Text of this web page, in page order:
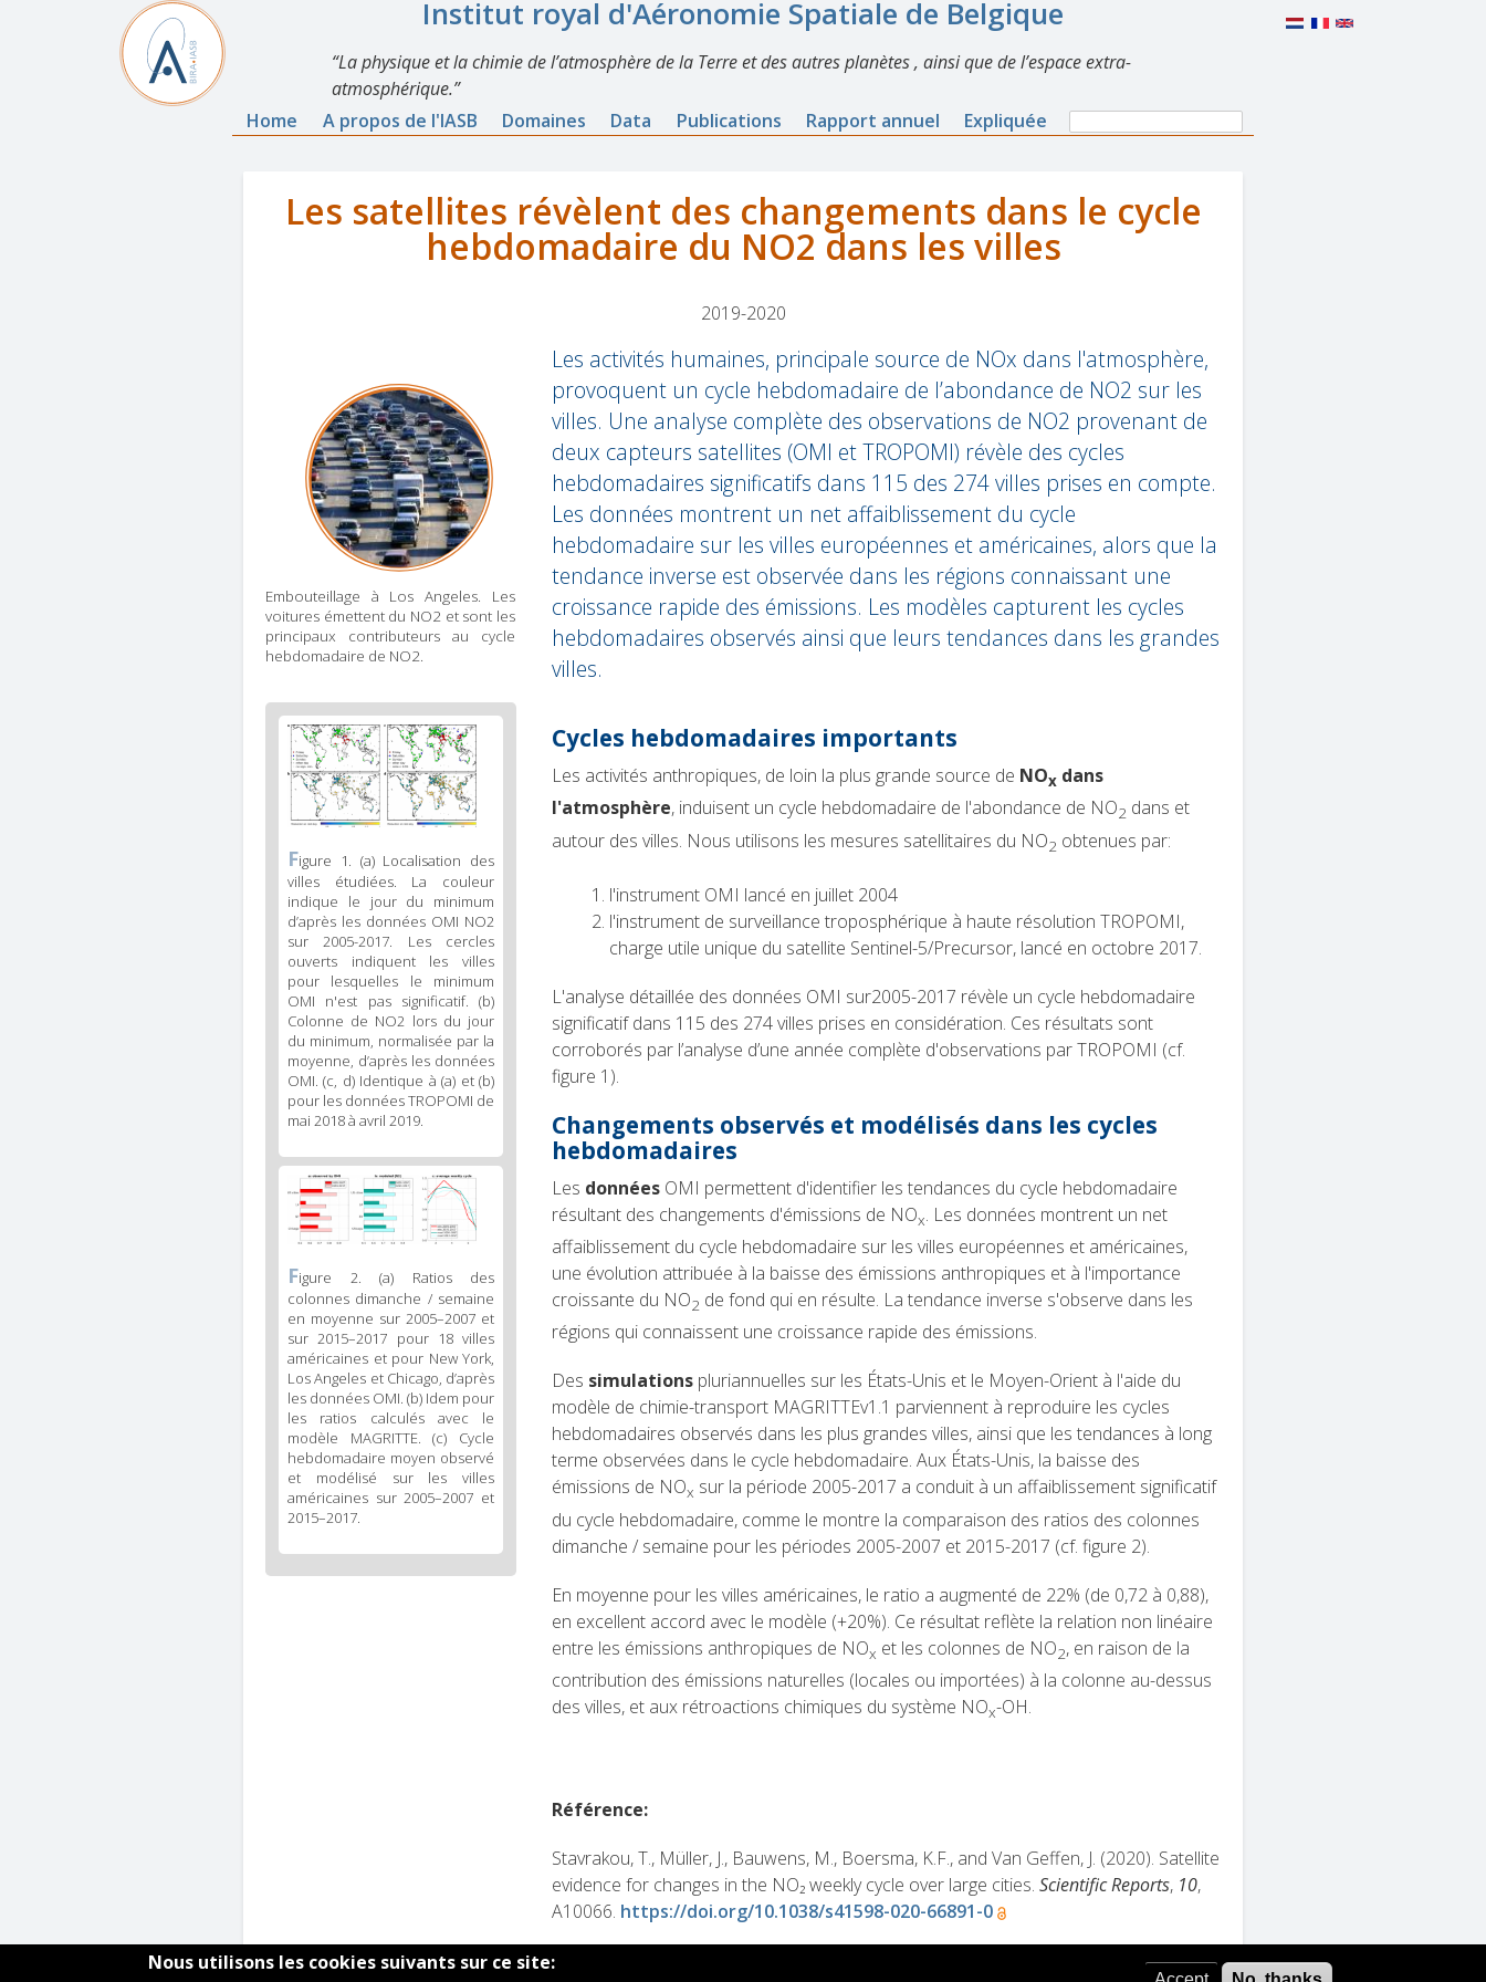
Institut royal d'Aéronomie Spatiale de Belgique
La physique et la chimie de l’atmosphère de la Terre et des autres planètes , ainsi que de l’espace extra-
atmosphérique.
Home
A propos de l'IASB Domaines Data Publications Rapport annuel Expliquée
Search
Search
Les satellites révèlent des changements dans le cycle
hebdomadaire du NO2 dans les villes
2019-2020
Les activités humaines, principale source de NOx dans l'atmosphère,
provoquent un cycle hebdomadaire de l’abondance de NO2 sur les
villes. Une analyse complète des observations de NO2 provenant de
deux capteurs satellites (OMI et TROPOMI) révèle des cycles
hebdomadaires significatifs dans 115 des 274 villes prises en compte.
Les données montrent un net affaiblissement du cycle
hebdomadaire sur les villes européennes et américaines, alors que la
tendance inverse est observée dans les régions connaissant une
croissance rapide des émissions. Les modèles capturent les cycles
hebdomadaires observés ainsi que leurs tendances dans les grandes
villes.
text
Cycles hebdomadaires importants
Les activités anthropiques, de loin la plus grande source de NOx dans
l'atmosphère, induisent un cycle hebdomadaire de l'abondance de NO2 dans et
autour des villes. Nous utilisons les mesures satellitaires du NO2 obtenues par:
l'instrument OMI lancé en juillet 2004
l'instrument de surveillance troposphérique à haute résolution TROPOMI,
charge utile unique du satellite Sentinel-5/Precursor, lancé en octobre 2017.
L'analyse détaillée des données OMI sur2005-2017 révèle un cycle hebdomadaire
significatif dans 115 des 274 villes prises en considération. Ces résultats sont
corroborés par l’analyse d’une année complète d'observations par TROPOMI (cf.
figure 1).
Changements observés et modélisés dans les cycles
hebdomadaires
Les données OMI permettent d'identifier les tendances du cycle hebdomadaire
résultant des changements d'émissions de NOx. Les données montrent un net
affaiblissement du cycle hebdomadaire sur les villes européennes et américaines,
une évolution attribuée à la baisse des émissions anthropiques et à l'importance
croissante du NO2 de fond qui en résulte. La tendance inverse s'observe dans les
régions qui connaissent une croissance rapide des émissions.
Des simulations pluriannuelles sur les États-Unis et le Moyen-Orient à l'aide du
modèle de chimie-transport MAGRITTEv1.1 parviennent à reproduire les cycles
hebdomadaires observés dans les plus grandes villes, ainsi que les tendances à long
terme observées dans le cycle hebdomadaire. Aux États-Unis, la baisse des
émissions de NOx sur la période 2005-2017 a conduit à un affaiblissement significatif
du cycle hebdomadaire, comme le montre la comparaison des ratios des colonnes
dimanche / semaine pour les périodes 2005-2007 et 2015-2017 (cf. figure 2).
En moyenne pour les villes américaines, le ratio a augmenté de 22% (de 0,72 à 0,88),
en excellent accord avec le modèle (+20%). Ce résultat reflète la relation non linéaire
entre les émissions anthropiques de NOx et les colonnes de NO2, en raison de la
contribution des émissions naturelles (locales ou importées) à la colonne au-dessus
des villes, et aux rétroactions chimiques du système NOx-OH.
Référence:
Stavrakou, T., Müller, J., Bauwens, M., Boersma, K.F., and Van Geffen, J. (2020). Satellite
evidence for changes in the NO₂weekly cycle over large cities.Scientific Reports, 10,
A10066. https://doi.org/10.1038/s41598-020-66891-0
Embouteillage à Los Angeles. Les
voitures émettent du NO2 et sont les
principaux contributeurs au cycle
hebdomadaire de NO2.
Figure
2
body
text
Figure
2
caption
(legend)
Figure 1. (a) Localisation des
villes étudiées. La couleur
indique le jour du minimum
d’après les données OMI NO2
sur 2005-2017. Les cercles
ouverts indiquent les villes
pour lesquelles le minimum
OMI n'est pas significatif. (b)
Colonne de NO2 lors du jour
du minimum, normalisée par la
moyenne, d’après les données
OMI. (c, d) Identique à (a) et (b)
pour les données TROPOMI de
mai 2018 à avril 2019.
Figure
3
body
Figure
3
caption
(legend)
Figure 2. (a) Ratios des
colonnes dimanche / semaine
en moyenne sur 2005–2007 et
sur 2015–2017 pour 18 villes
américaines et pour New York,
Los Angeles et Chicago, d’après
les données OMI. (b) Idem pour
les ratios calculés avec le
modèle MAGRITTE. (c) Cycle
hebdomadaire moyen observé
et modélisé sur les villes
américaines sur 2005–2007 et
2015–2017.
Nous utilisons les cookies suivants sur ce site: